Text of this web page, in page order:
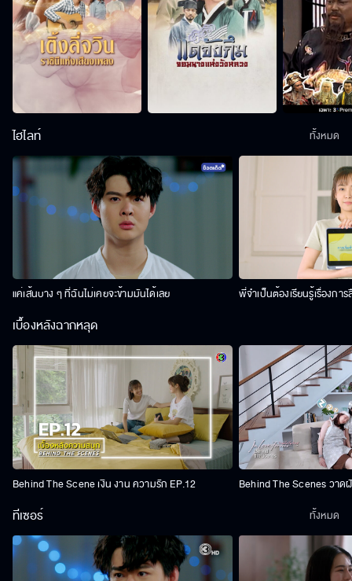
ไฮไลท์
แค่เส้นบาง ๆ ที่ฉันไม่เคยจะข้ามมันได้เลย พี่จำเป็นต้องเรียนรู้เรื่องการ
ทั้งหมด
เบื้องหลังฉากหลุด
Behind The Scene เงิน งาน ความรัก EP.12 Behind The Scenes วาด
ทีเซอร์ ทั้งหมด